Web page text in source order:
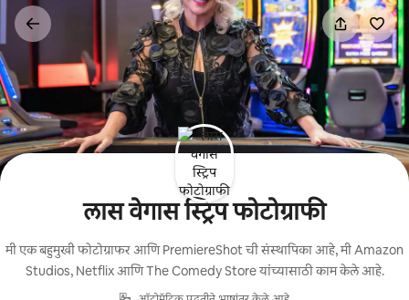
कंटेंटवर
लास वेगास स्ट्रिप फोटोग्राफी
मी एक बहुमुखी फोटोग्राफर आणि PremiereShot ची संस्थापिका आहे, मी Amazon
Studios, Netflix आणि The Comedy Store यांच्यासाठी काम केले आहे.